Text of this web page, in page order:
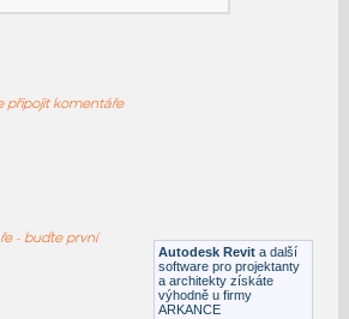
- digestoř - 7
Autodesk Revit a další
software pro projektanty
a architekty získáte
výhodně u firmy
ARKANCE
připojit komentáře
- buďte první